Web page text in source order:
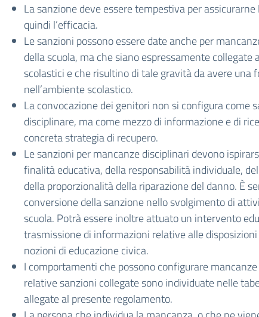
La sanzione deve essere tempestiva per
quindi l’efficacia.
Le sanzioni possono essere date anche per
della scuola, ma che siano espressamente collegate
scolastici e che risultino di tale gravità da avere una
nell’ambiente scolastico.
La convocazione dei genitori non si configura come
disciplinare, ma come mezzo di informazione e di
concreta strategia di recupero.
Le sanzioni per mancanze disciplinari devono
finalità educativa, della responsabilità individuale,
della proporzionalità della riparazione del danno. È
conversione della sanzione nello svolgimento di
scuola. Potrà essere inoltre attuato un intervento
trasmissione di informazioni relative alle disposizioni
nozioni di educazione civica.
I comportamenti che possono configurare
relative sanzioni collegate sono individuate nelle
allegate al presente regolamento.